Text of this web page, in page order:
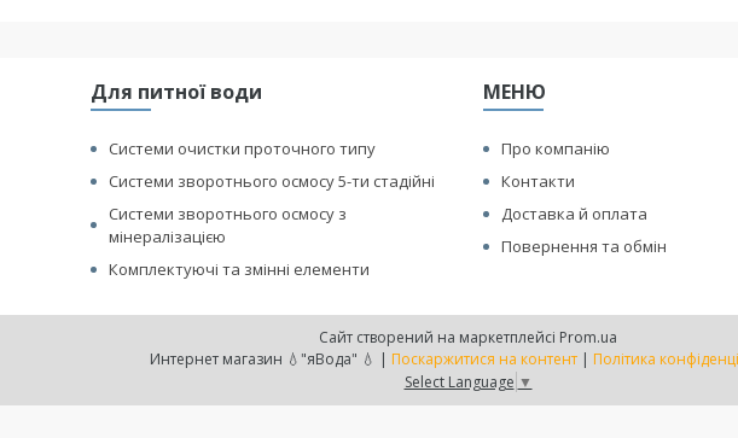
Для питної води
Системи очистки проточного типу
Системи зворотнього осмосу 5-ти стадійні
Системи зворотнього осмосу з
мінералізацією
Комплектуючі та змінні елементи
МЕНЮ
Про компанію
Контакти
Доставка й оплата
Повернення та обмін
Сайт створений на маркетплейсі Prom.ua
Интернет магазин 💧"яВода" 💧 | Поскаржитися на контент | Політика
Select Language ▼